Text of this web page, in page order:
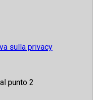
sulla privacy
punto 2